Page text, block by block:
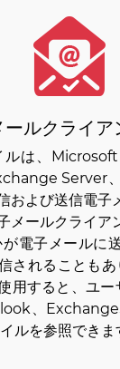
ルクライア
ルは、
Server
および送信電子
メールクライア
電子メールに
されることも
用すると、ユ
、
ルを参照できま